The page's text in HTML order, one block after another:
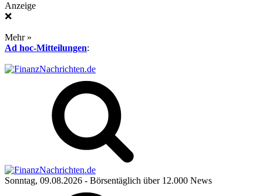
Anzeige
❌
Mehr »
Ad hoc-Mitteilungen:
Sonntag, 09.08.2026 - Börsentäglich über 12.000 News